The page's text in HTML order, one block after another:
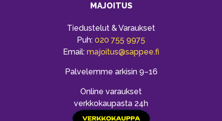
MAJOITUS
Tiedustelut & Varaukset
Puh: 020 755 9975
Email: majoitus@sappee.fi
Palvelemme arkisin 9–16
Online varaukset
verkkokaupasta 24h